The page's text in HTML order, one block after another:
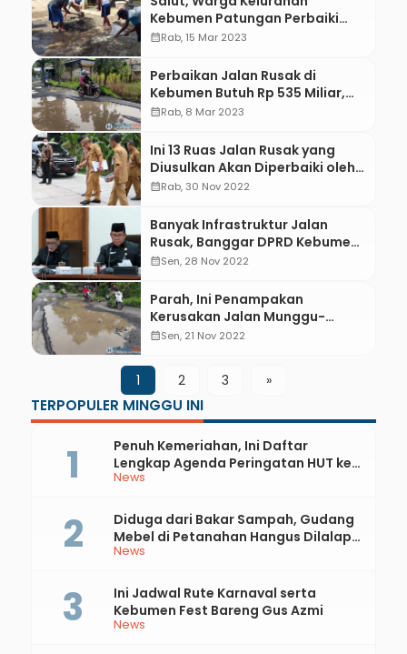
Kebumen Patungan Perbaiki
Jalan Rusak
calendar_monthRab, 15 Mar 2023
Perbaikan Jalan Rusak di
Kebumen Butuh Rp 535 Miliar,
Ternyata Ini Anggaran
calendar_monthRab, 8 Mar 2023
Ini 13 Ruas Jalan Rusak yang
Diusulkan Akan Diperbaiki oleh
Pemkab Kebumen
calendar_monthRab, 30 Nov 2022
Banyak Infrastruktur Jalan
Rusak, Banggar DPRD Kebumen
Dorong Program Jamu Seger
calendar_monthSen, 28 Nov 2022
Parah, Ini Penampakan
Kerusakan Jalan Munggu-
Pantai Petanahan
calendar_monthSen, 21 Nov 2022
1 2 3 »
TERPOPULER MINGGU INI
News
Penuh Kemeriahan, Ini Daftar
Lengkap Agenda Peringatan HUT ke-
81 RI dan Hari Jadi ke-397 Kabupaten
News
Diduga dari Bakar Sampah, Gudang
Mebel di Petanahan Hangus Dilalap
Api
News
Ini Jadwal Rute Karnaval serta
Kebumen Fest Bareng Gus Azmi